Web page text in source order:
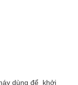
dùng để khởi